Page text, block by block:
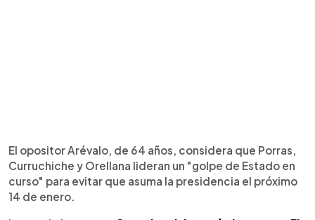
El opositor Arévalo, de 64 años, considera que Porras,
Curruchiche y Orellana lideran un "golpe de Estado en
curso" para evitar que asuma la presidencia el próximo
14 de enero.